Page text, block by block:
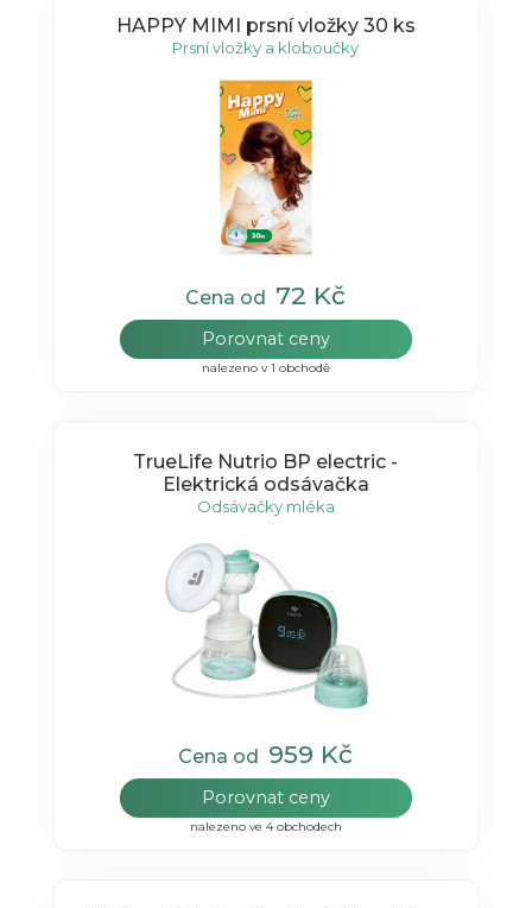
HAPPY MIMI prsní vložky 30 ks
Prsní vložky a kloboučky
Cena od 72 Kč
Porovnat ceny
nalezeno v 1 obchodě
TrueLife Nutrio BP electric -
Elektrická odsávačka
Odsávačky mléka
Cena od 959 Kč
Porovnat ceny
nalezeno ve 4 obchodech